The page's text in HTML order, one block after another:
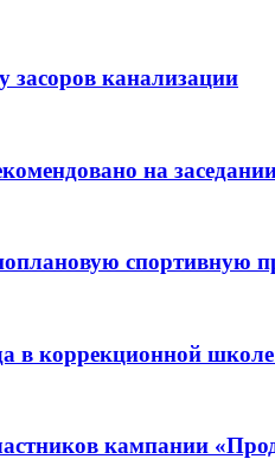
канализации
на
спортивную
в коррекционной
кампании